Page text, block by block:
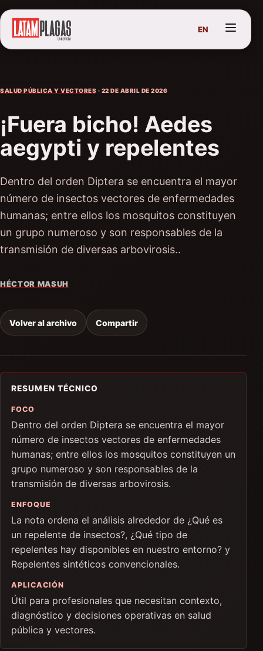
EN
SALUD PÚBLICA Y VECTORES · 22 DE ABRIL DE 2026
¡Fuera bicho! Aedes
aegypti y repelentes
Dentro del orden Diptera se encuentra el mayor
número de insectos vectores de enfermedades
humanas; entre ellos los mosquitos constituyen
un grupo numeroso y son responsables de la
transmisión de diversas arbovirosis..
HÉCTOR MASUH
Volver al archivo Compartir
RESUMEN TÉCNICO
FOCO
Dentro del orden Diptera se encuentra el mayor
número de insectos vectores de enfermedades
humanas; entre ellos los mosquitos constituyen un
grupo numeroso y son responsables de la
transmisión de diversas arbovirosis.
ENFOQUE
La nota ordena el análisis alrededor de ¿Qué es
un repelente de insectos?, ¿Qué tipo de
repelentes hay disponibles en nuestro entorno? y
Repelentes sintéticos convencionales.
APLICACIÓN
Útil para profesionales que necesitan contexto,
diagnóstico y decisiones operativas en salud
pública y vectores.